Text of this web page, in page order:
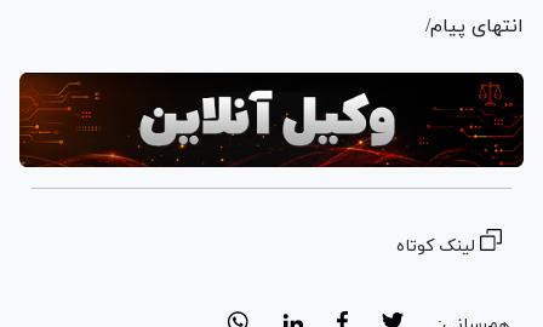
انتهای پیام/
لینک کوتاه